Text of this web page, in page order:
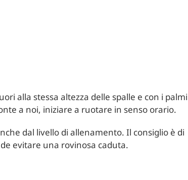
alla stessa altezza delle spalle e con i palmi
a noi, iniziare a ruotare in senso orario.
dal livello di allenamento. Il consiglio è di
evitare una rovinosa caduta.